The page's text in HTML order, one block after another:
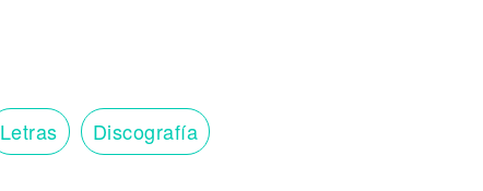
Letras Discografía